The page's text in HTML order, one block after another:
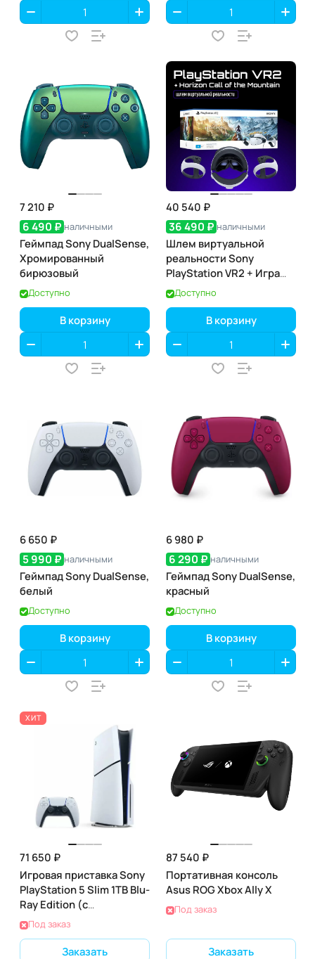
7 210 ₽
6 490 ₽ наличными
Геймпад Sony DualSense,
Хромированный
бирюзовый
Доступно
В корзину
40 540 ₽
36 490 ₽ наличными
Шлем виртуальной
реальности Sony
PlayStation VR2 + Игра
Horizon Call Of The
Mountain
Доступно
В корзину
6 650 ₽
5 990 ₽ наличными
Геймпад Sony DualSense,
белый
Доступно
В корзину
6 980 ₽
6 290 ₽ наличными
Геймпад Sony DualSense,
красный
Доступно
В корзину
ХИТ
71 650 ₽
Игровая приставка Sony
PlayStation 5 Slim 1TB Blu-
Ray Edition (с
дисководом)
Под заказ
Заказать
87 540 ₽
Портативная консоль
Asus ROG Xbox Ally X
Под заказ
Заказать